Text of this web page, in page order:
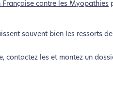
Française contre les Myopathies
souvent bien les ressorts
contactez les et montez un